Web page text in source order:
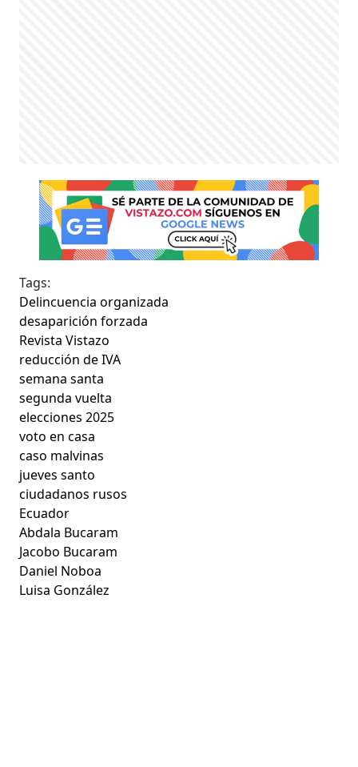
Tags:
Delincuencia organizada
desaparición forzada
Revista Vistazo
reducción de IVA
semana santa
segunda vuelta
elecciones 2025
voto en casa
caso malvinas
jueves santo
ciudadanos rusos
Ecuador
Abdala Bucaram
Jacobo Bucaram
Daniel Noboa
Luisa González